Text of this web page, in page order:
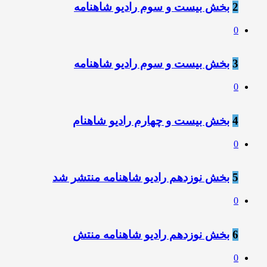
2 بخش بیست و سوم رادیو شاهنامه
0
3 بخش بیست و سوم رادیو شاهنامه
0
4 بخش بیست و چهارم رادیو شاهنام
0
5 بخش نوزدهم رادیو شاهنامه منتشر شد
0
6 بخش نوزدهم رادیو شاهنامه منتش
0